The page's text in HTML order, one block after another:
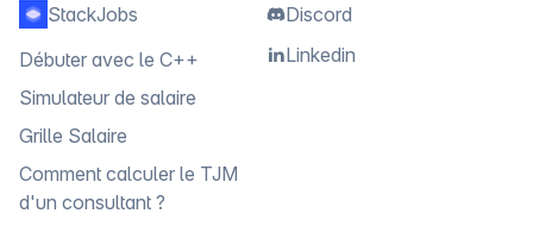
StackJobs
Débuter avec le C++
Simulateur de salaire
Grille Salaire
Comment calculer le TJM
d'un consultant ?
Discord
Linkedin